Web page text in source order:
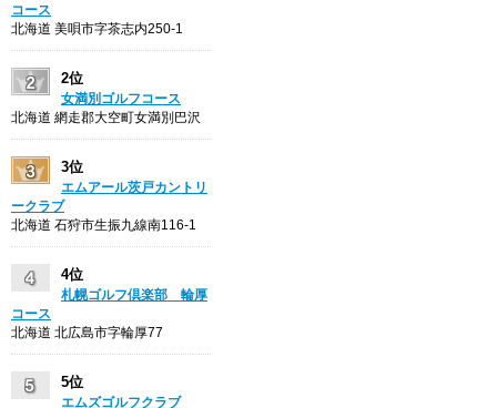
コース
北海道 美唄市字茶志内250-1
2位
女満別ゴルフコース
北海道 網走郡大空町女満別巴沢
3位
エムアール茨戸カントリ
ークラブ
北海道 石狩市生振九線南116-1
4位
札幌ゴルフ倶楽部 輪厚
コース
北海道 北広島市字輪厚77
5位
エムズゴルフクラブ